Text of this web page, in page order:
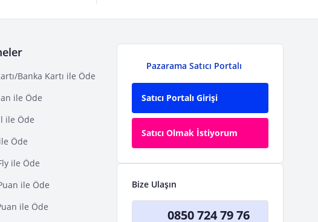
Banka Kartı ile Öde
ile Öde
ile Öde
Öde
ile Öde
ile Öde
ile Öde
Pazarama Satıcı Portalı
Satıcı Portalı Girişi
Satıcı Olmak İstiyorum
Bize Ulaşın
0850 724 79 76